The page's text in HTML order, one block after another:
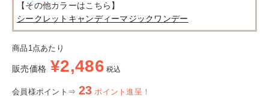
【その他カラーはこちら】
シークレットキャンディーマジックワンデー
商品1点あたり
販売価格 ¥2,486 税込
会員様ポイント⇒ 23 ポイント進呈！